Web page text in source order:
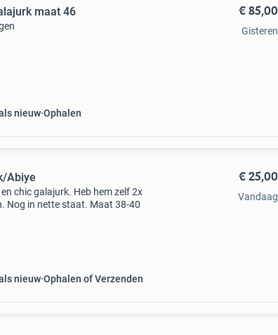
maat 46
nieuw Ophalen
€ 85,00
Gisteren
Abiye
chic galajurk. Heb hem zelf 2x
Nog in nette staat. Maat 38-40
nieuw Ophalen of Verzenden
€ 25,00
Vandaag